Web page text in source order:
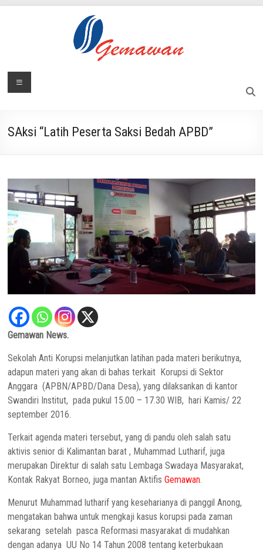
Lembaga
Swadaya
Menu
SAksi “Latih Peserta Saksi Bedah APBD”
Gemawan News.
Sekolah Anti Korupsi melanjutkan latihan pada materi berikutnya,
adapun materi yang akan di bahas terkait Korupsi di Sektor
Anggara (APBN/APBD/Dana Desa), yang dilaksankan di kantor
Swandiri Institut, pada pukul 15.00 – 17.30 WIB, hari Kamis/ 22
september 2016.
Terkait agenda materi tersebut, yang di pandu oleh salah satu
aktivis senior di Kalimantan barat , Muhammad Lutharif, juga
merupakan Direktur di salah satu Lembaga Swadaya Masyarakat,
Kontak Rakyat Borneo, juga mantan AktifisGemawan
Menurut Muhammad lutharif yang keseharianya di panggil Anong,
mengatakan bahwa untuk mengkaji kasus korupsi pada zaman
sekarang setelah pasca Reformasi masyarakat di mudahkan
dengan adanya UU No 14 Tahun 2008 tentang keterbukaan